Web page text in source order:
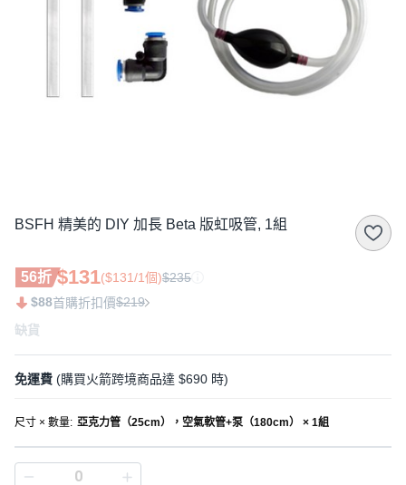
BSFH 精美的 DIY 加長 Beta 版虹吸管, 1組
56折 $131($131/1個)$235
$88首購折扣價$219
缺貨
免運費 (購買火箭跨境商品達 $690 時)
尺寸 × 數量: 亞克力管（25cm），空氣軟管+泵（180cm） × 1組